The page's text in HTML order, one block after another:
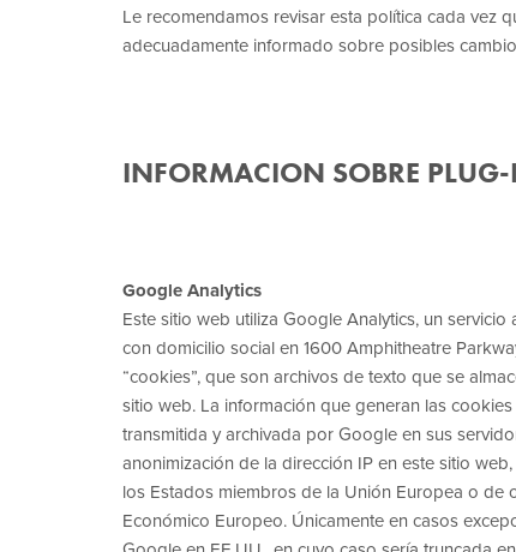
Le recomendamos revisar esta política cada vez
adecuadamente informado sobre posibles
INFORMACION SOBRE
Google Analytics
Este sitio web utiliza Google Analytics, un
con domicilio social en 1600 Amphitheatre
“cookies”, que son archivos de texto que se
sitio web. La información que generan las
transmitida y archivada por Google en sus
anonimización de la dirección IP en este sitio
los Estados miembros de la Unión Europea o
Económico Europeo. Únicamente en casos